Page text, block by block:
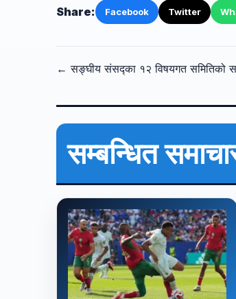
Share: Facebook Twitter
← सङ्घीय संसद्का १२ विषयगत समितिको
सम्बन्धित